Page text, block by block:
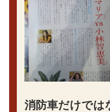
消防車だけでは